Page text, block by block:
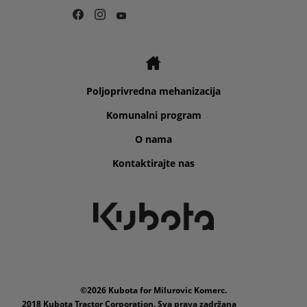
Poljoprivredna mehanizacija
Komunalni program
O nama
Kontaktirajte nas
©2026 Kubota for Milurovic Komerc.
2018 Kubota Tractor Corporation. Sva prava zadržana